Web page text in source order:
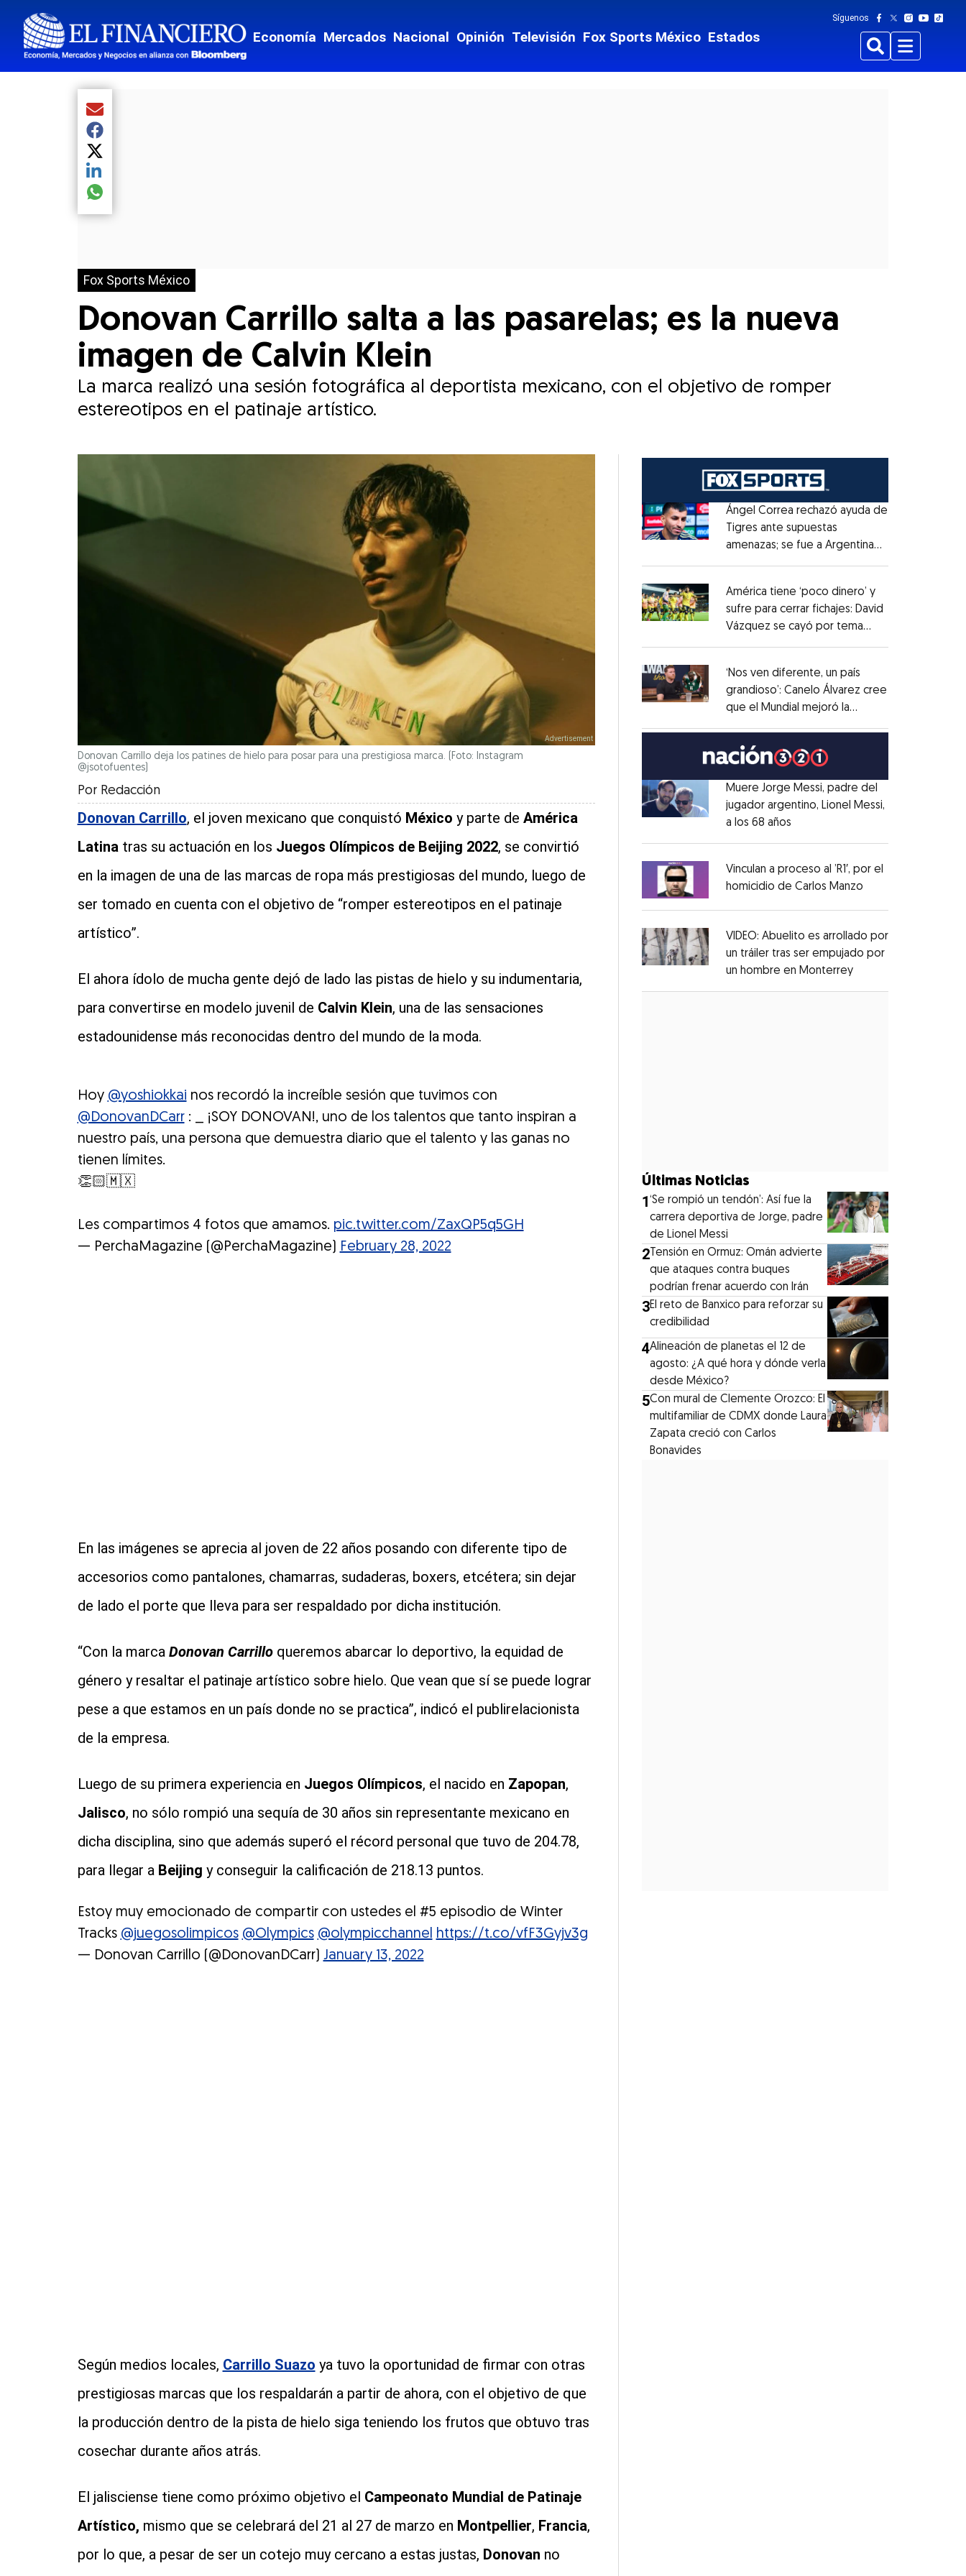
Economía Mercados Nacional Opinión Televisión Fox Sports México Estados
Síguenos
BuscarMenu
Fox Sports México
Donovan Carrillo salta a las pasarelas; es la nueva
imagen de Calvin Klein
La marca realizó una sesión fotográfica al deportista mexicano, con el objetivo de romper
estereotipos en el patinaje artístico.
Compartir el artículo actual mediante Email
Compartir el artículo actual mediante Facebook
Compartir el artículo actual mediante Twitter
Compartir el artículo actual mediante LinkedIn
Compartir el artículo actual mediante global.social-whatsapp
Donovan Carrillo deja los patines de hielo para posar para una prestigiosa marca. (Foto: Instagram
@jsotofuentes)
Por Redacción
Donovan Carrillo, el joven mexicano que conquistó México y parte de América
Latinatras su actuación en los Juegos Olímpicos de Beijing 2022, se convirtió
en la imagen de una de las marcas de ropa más prestigiosas del mundo, luego de
ser tomado en cuenta con el objetivo de “romper estereotipos en el patinaje
artístico”.
El ahora ídolo de mucha gente dejó de lado las pistas de hielo y su indumentaria,
para convertirse en modelo juvenil de Calvin Klein, una de las sensaciones
estadounidense más reconocidas dentro del mundo de la moda.
Hoy @yoshiokkai nos recordó la increíble sesión que tuvimos con
@DonovanDCarr: _ ¡SOY DONOVAN!, uno de los talentos que tanto inspiran a
nuestro país, una persona que demuestra diario que el talento y las ganas no
tienen límites.
👏🏻🇲🇽
Les compartimos 4 fotos que amamos. pic.twitter.com/ZaxQP5q5GH
— PerchaMagazine (@PerchaMagazine)
February 28, 2022
En las imágenes se aprecia al joven de 22 años posando con diferente tipo de
accesorios como pantalones, chamarras, sudaderas, boxers, etcétera; sin dejar
de lado el porte que lleva para ser respaldado por dicha institución.
“Con la marcaDonovan Carrilloqueremos abarcar lo deportivo, la equidad de
género y resaltar el patinaje artístico sobre hielo. Que vean que sí se puede lograr
pese a que estamos en un país donde no se practica”, indicó el publirelacionista
de la empresa.
Luego de su primera experiencia en Juegos Olímpicos, el nacido en Zapopan,
Jalisco, no sólo rompió una sequía de 30 años sin representante mexicano en
dicha disciplina, sino que además superó el récord personal que tuvo de 204.78,
para llegar a Beijing y conseguir la calificación de 218.13 puntos.
Estoy muy emocionado de compartir con ustedes el #5 episodio de Winter
Tracks @juegosolimpicos @Olympics @olympicchannel https://t.co/vfF3Gyjv3g
— Donovan Carrillo (@DonovanDCarr) January 13, 2022
Según medios locales, Carrillo Suazo ya tuvo la oportunidad de firmar con otras
prestigiosas marcas que los respaldarán a partir de ahora, con el objetivo de que
la producción dentro de la pista de hielo siga teniendo los frutos que obtuvo tras
cosechar durante años atrás.
El jalisciense tiene como próximo objetivo el Campeonato Mundial de Patinaje
Artístico, mismo que se celebrará del 21 al 27 de marzo en Montpellier, Francia,
por lo que, a pesar de ser un cotejo muy cercano a estas justas, Donovan no
Opens in new window
Ángel Correa rechazó ayuda de
Tigres ante supuestas
amenazas; se fue a Argentina
Opens in new window
América tiene ‘poco dinero’ y
sufre para cerrar fichajes: David
Vázquez se cayó por tema
Opens in new window
‘Nos ven diferente, un país
grandioso’: Canelo Álvarez cree
que el Mundial mejoró la
Opens in new window
Muere Jorge Messi, padre del
jugador argentino, Lionel Messi,
a los 68 años
Opens in new window
Vinculan a proceso al ’R1′, por el
homicidio de Carlos Manzo
Opens in new window
VIDEO: Abuelito es arrollado por
un tráiler tras ser empujado por
un hombre en MonterreyOpens in new
Últimas Noticias
1‘Se rompió un tendón’: Así fue la
carrera deportiva de Jorge, padre
de Lionel Messi
2 Tensión en Ormuz: Omán advierte
que ataques contra buques
podrían frenar acuerdo con Irán
3El reto de Banxico para reforzar su
credibilidad
4Alineación de planetas el 12 de
agosto: ¿A qué hora y dónde verla
desde México?
5Con mural de Clemente Orozco: El
multifamiliar de CDMX donde Laura
Zapata creció con Carlos
Bonavides